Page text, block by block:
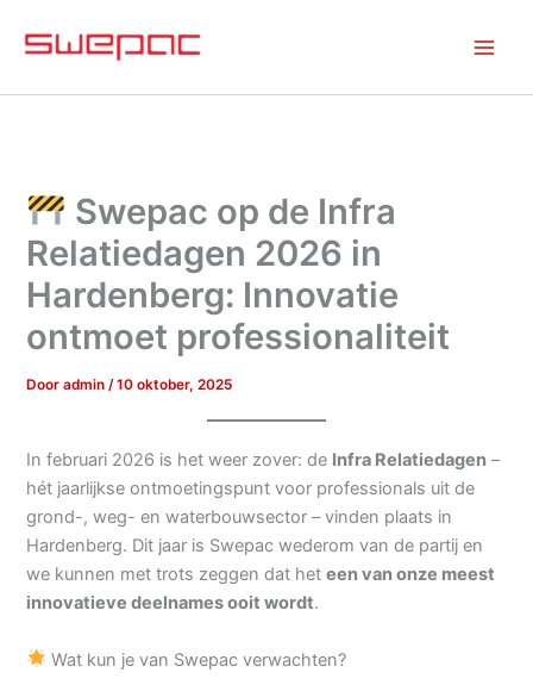
naar
inhoud
Swepac op de Infra
Relatiedagen 2026 in
Hardenberg: Innovatie
ontmoet professionaliteit
Dooradmin/10 oktober, 2025
In februari 2026 is het weer zover: de Infra Relatiedagen –
hét jaarlijkse ontmoetingspunt voor professionals uit de
grond-, weg- en waterbouwsector – vinden plaats in
Hardenberg. Dit jaar is Swepac wederom van de partij en
we kunnen met trots zeggen dat heteen van onze meest
innovatieve deelnames ooit wordt.
Wat kun je van Swepac verwachten?